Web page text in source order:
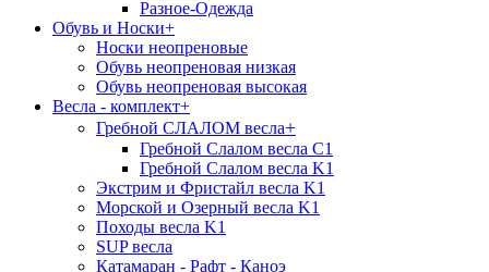
Разное-Одежда
Обувь и Носки+
Носки неопреновые
Обувь неопреновая низкая
Обувь неопреновая высокая
Весла - комплект+
Гребной СЛАЛОМ весла+
Гребной Слалом весла C1
Гребной Слалом весла K1
Экстрим и Фристайл весла K1
Морской и Озерный весла K1
Походы весла K1
SUP весла
Катамаран - Рафт - Каноэ